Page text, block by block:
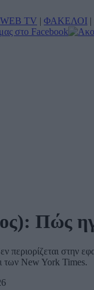
WEB TV | ΦΑΚΕΛΟΙ |
Πώς
περιορίζεται
των New York Times.